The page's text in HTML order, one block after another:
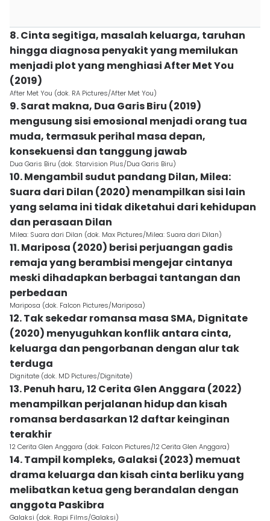
8. Cinta segitiga, masalah keluarga, taruhan
hingga diagnosa penyakit yang memilukan
menjadi plot yang menghiasi After Met You
(2019)
After Met You (dok. RA Pictures/After Met You)
9. Sarat makna, Dua Garis Biru (2019)
mengusung sisi emosional menjadi orang tua
muda, termasuk perihal masa depan,
konsekuensi dan tanggung jawab
Dua Garis Biru (dok. Starvision Plus/Dua Garis Biru)
10. Mengambil sudut pandang Dilan, Milea:
Suara dari Dilan (2020) menampilkan sisi lain
yang selama ini tidak diketahui dari kehidupan
dan perasaan Dilan
Milea: Suara dari Dilan (dok. Max Pictures/Milea: Suara dari Dilan)
11. Mariposa (2020) berisi perjuangan gadis
remaja yang berambisi mengejar cintanya
meski dihadapkan berbagai tantangan dan
perbedaan
Mariposa (dok. Falcon Pictures/Mariposa)
12. Tak sekedar romansa masa SMA, Dignitate
(2020) menyuguhkan konflik antara cinta,
keluarga dan pengorbanan dengan alur tak
terduga
Dignitate (dok. MD Pictures/Dignitate)
13. Penuh haru, 12 Cerita Glen Anggara (2022)
menampilkan perjalanan hidup dan kisah
romansa berdasarkan 12 daftar keinginan
terakhir
12 Cerita Glen Anggara (dok. Falcon Pictures/12 Cerita Glen Anggara)
14. Tampil kompleks, Galaksi (2023) memuat
drama keluarga dan kisah cinta berliku yang
melibatkan ketua geng berandalan dengan
anggota Paskibra
Galaksi (dok. Rapi Films/Galaksi)